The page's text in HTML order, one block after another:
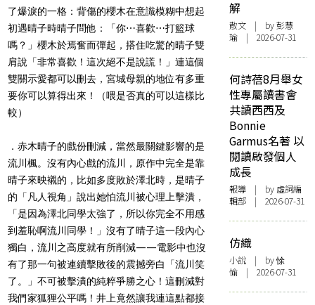
了爆淚的一格：背傷的櫻木在意識模糊中想起
初遇晴子時晴子問他：「你⋯喜歡⋯打籃球
嗎？」櫻木於焉奮而彈起，搭住吃驚的晴子雙
肩說「非常喜歡！這次絕不是說謊！」連這個
雙關示愛都可以刪去，宮城母親的地位有多重
要你可以算得出來！（喂是否真的可以這樣比
較）
．赤木晴子的戲份刪減，當然最關鍵影響的是
流川楓。沒有內心戲的流川，原作中完全是靠
晴子來映襯的，比如多度敗於澤北時，是晴子
的「凡人視角」說出她怕流川被心理上擊潰，
「是因為澤北同學太強了，所以你完全不用感
到羞恥啊流川同學！」沒有了晴子這一段內心
獨白，流川之高度就有所削減——電影中也沒
有了那一句被連續擊敗後的震撼旁白「流川笑
了。」不可被擊潰的純粹爭勝之心！這刪減對
我們家狐狸公平嗎！井上竟然讓我連這點都接
解
散文 | by 彭慧
瑜 | 2026-07-31
何詩蓓8月舉女
性專屬讀書會
共讀西西及
Bonnie
Garmus名著 以
閱讀啟發個人
成長
報導 | by 虛詞編
輯部 | 2026-07-31
仿織
小說 | by 悇
愉 | 2026-07-31